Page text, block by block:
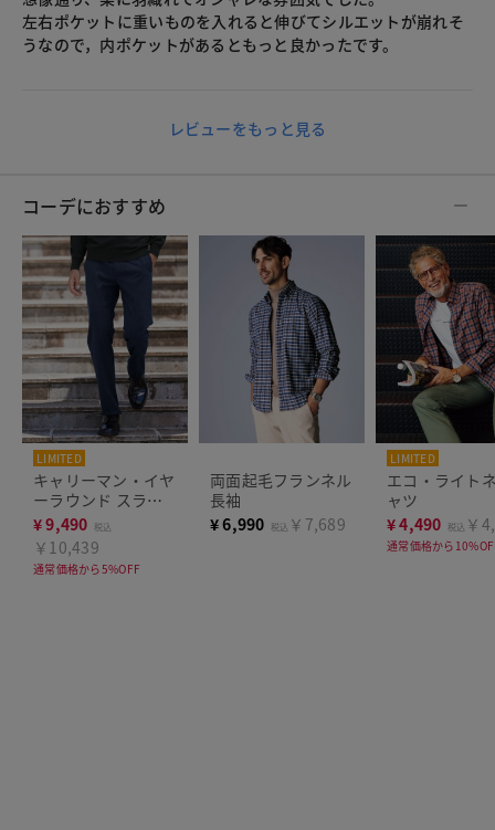
左右ポケットに重いものを入れると伸びてシルエットが崩れそ
うなので，内ポケットがあるともっと良かったです。
レビューをもっと見る
コーデにおすすめ
LIMITED
キャリーマン・イヤ
ーラウンド スラッ
クスノータック
¥9,490 税込
￥10,439
通常価格から5%OFF
両面起毛フランネル
長袖
¥6,990 税込 ￥7,689
LIMITED
エコ・ライト
ャツ
¥4,490 税込 ￥
通常価格から